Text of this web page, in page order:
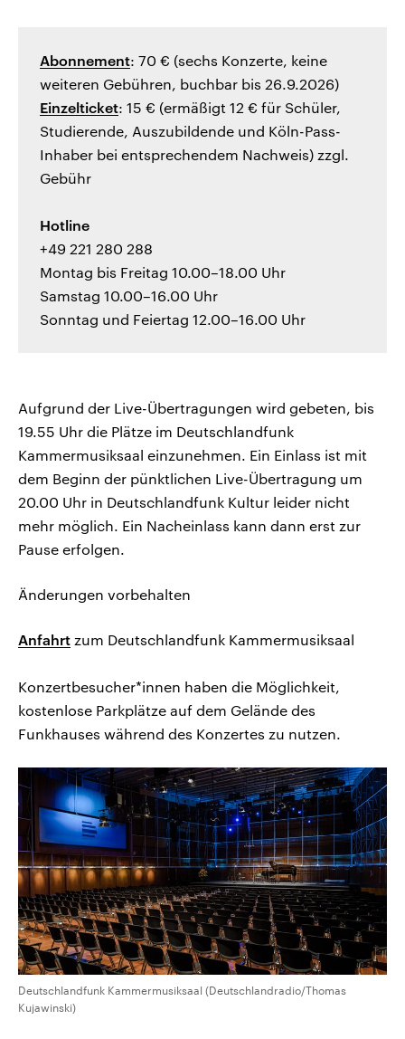
Abonnement: 70 € (sechs Konzerte, keine
weiteren Gebühren, buchbar bis 26.9.2026)
Einzelticket: 15 € (ermäßigt 12 € für Schüler,
Studierende, Auszubildende und Köln-Pass-
Inhaber bei entsprechendem Nachweis) zzgl.
Gebühr
Hotline
+49 221 280 288
Montag bis Freitag 10.00–18.00 Uhr
Samstag 10.00–16.00 Uhr
Sonntag und Feiertag 12.00–16.00 Uhr
Aufgrund der Live-Übertragungen wird gebeten, bis
19.55 Uhr die Plätze im Deutschlandfunk
Kammermusiksaal einzunehmen. Ein Einlass ist mit
dem Beginn der pünktlichen Live-Übertragung um
20.00 Uhr in Deutschlandfunk Kultur leider nicht
mehr möglich. Ein Nacheinlass kann dann erst zur
Pause erfolgen.
Änderungen vorbehalten
Anfahrt zum Deutschlandfunk Kammermusiksaal
Konzertbesucher*innen haben die Möglichkeit,
kostenlose Parkplätze auf dem Gelände des
Funkhauses während des Konzertes zu nutzen.
Deutschlandfunk Kammermusiksaal (Deutschlandradio/Thomas
Kujawinski)